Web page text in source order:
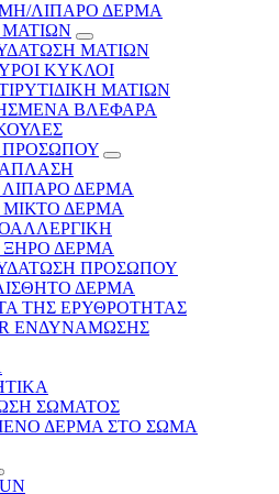
ΛΙΠΑΡΟ ΔΕΡΜΑ
ΜΑΤΙΩΝ
ΚΥΚΛΟΙ
ΜΑΤΙΩΝ
ΒΛΕΦΑΡΑ
ΛΙΠΑΡΟ ΔΕΡΜΑ
ΜΙΚΤΟ ΔΕΡΜΑ
ΞΗΡΟ ΔΕΡΜΑ
ΠΡΟΣΩΠΟΥ
ΔΕΡΜΑ
ΤΗΣ ΕΡΥΘΡΟΤΗΤΑΣ
ΕΝΔΥΝΑΜΩΣΗΣ
ΣΩΜΑΤΟΣ
ΔΕΡΜΑ ΣΤΟ ΣΩΜΑ